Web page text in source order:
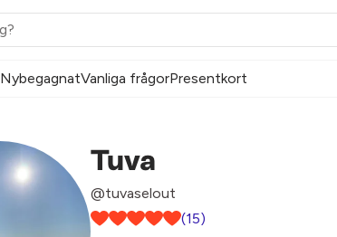
NybegagnatVanliga frågorPresentkort
Tuva
@tuvaselout
(15)